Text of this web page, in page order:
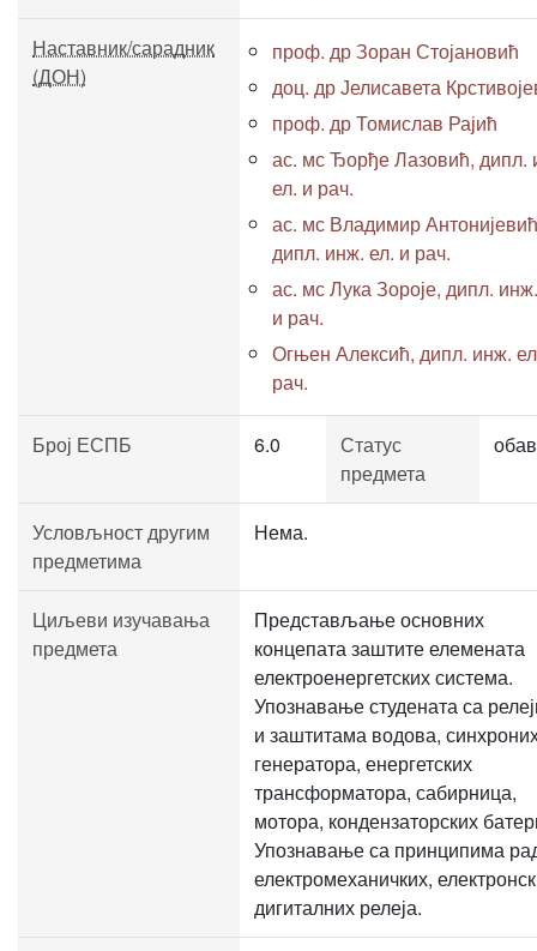
Наставник/сарадник
(ДОН)
проф. др Зоран Стојановић
доц. др Јелисавета
проф. др Томислав Рајић
ас. мс Ђорђе Лазовић, дипл.
ел. и рач.
ас. мс Владимир
дипл. инж. ел. и рач.
ас. мс Лука Зороје, дипл.
и рач.
Огњен Алексић, дипл. инж.
рач.
Број ЕСПБ 6.0
Статус
предмета
Условљност другим
предметима
Нема.
Циљеви изучавања
предмета
Представљање основних
концепата заштите елемената
електроенергетских система.
Упознавање студената са
и заштитама водова,
генератора, енергетских
трансформатора, сабирница,
мотора, кондензаторских
Упознавање са принципима
електромеханичких,
дигиталних релеја.